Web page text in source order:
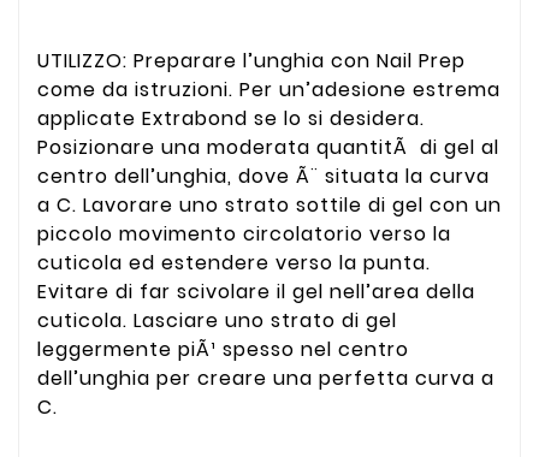
UTILIZZO: Preparare l’unghia con Nail Prep
come da istruzioni. Per un’adesione estrema
applicate Extrabond se lo si desidera.
Posizionare una moderata quantitÃ di gel al
centro dell’unghia, dove Ã¨ situata la curva
a C. Lavorare uno strato sottile di gel con un
piccolo movimento circolatorio verso la
cuticola ed estendere verso la punta.
Evitare di far scivolare il gel nell’area della
cuticola. Lasciare uno strato di gel
leggermente piÃ¹ spesso nel centro
dell’unghia per creare una perfetta curva a
C.